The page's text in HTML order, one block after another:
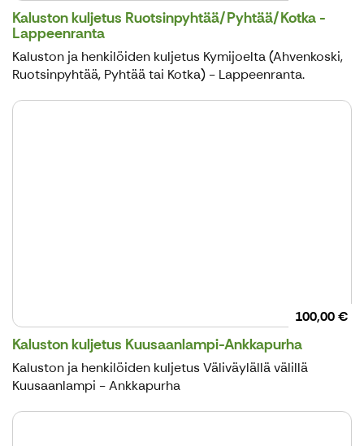
Kaluston kuljetus Ruotsinpyhtää/Pyhtää/Kotka -
Lappeenranta
Kaluston ja henkilöiden kuljetus Kymijoelta (Ahvenkoski,
Ruotsinpyhtää, Pyhtää tai Kotka) - Lappeenranta.
100,00 €
Kaluston kuljetus Kuusaanlampi-Ankkapurha
Kaluston ja henkilöiden kuljetus Väliväylällä välillä
Kuusaanlampi - Ankkapurha